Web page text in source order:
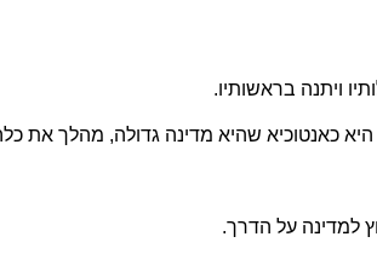
ויתנה בראשותיו.
היא כאנטוכיא שהיא מדינה גדולה, מהלך את
למדינה על הדרך.